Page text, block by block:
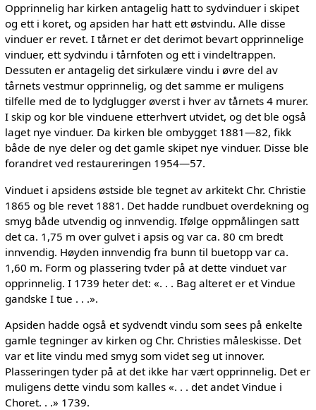
Opprinnelig har kirken antagelig hatt to sydvinduer i skipet
og ett i koret, og apsiden har hatt ett østvindu. Alle disse
vinduer er revet. I tårnet er det derimot bevart opprinnelige
vinduer, ett sydvindu i tårnfoten og ett i vindeltrappen.
Dessuten er antagelig det sirkulære vindu i øvre del av
tårnets vestmur opprinnelig, og det samme er muligens
tilfelle med de to lydglugger øverst i hver av tårnets 4 murer.
I skip og kor ble vinduene etterhvert utvidet, og det ble også
laget nye vinduer. Da kirken ble ombygget 1881—82, fikk
både de nye deler og det gamle skipet nye vinduer. Disse ble
forandret ved restaureringen 1954—57.
Vinduet i apsidens østside ble tegnet av arkitekt Chr. Christie
1865 og ble revet 1881. Det hadde rundbuet overdekning og
smyg både utvendig og innvendig. Ifølge oppmålingen satt
det ca. 1,75 m over gulvet i apsis og var ca. 80 cm bredt
innvendig. Høyden innvendig fra bunn til buetopp var ca.
1,60 m. Form og plassering tvder på at dette vinduet var
opprinnelig. I 1739 heter det: «. . . Bag alteret er et Vindue
gandske I tue . . .».
Apsiden hadde også et sydvendt vindu som sees på enkelte
gamle tegninger av kirken og Chr. Christies måleskisse. Det
var et lite vindu med smyg som videt seg ut innover.
Plasseringen tyder på at det ikke har vært opprinnelig. Det er
muligens dette vindu som kalles «. . . det andet Vindue i
Choret. . .» 1739.